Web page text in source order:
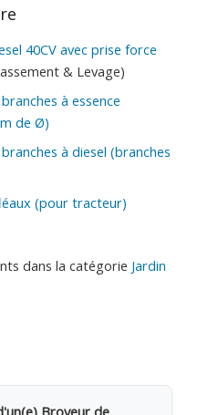
40CV avec prise force
& Levage)
à essence
de Ø)
à diesel (branches
(pour tracteur)
dans la catégorie Jardin